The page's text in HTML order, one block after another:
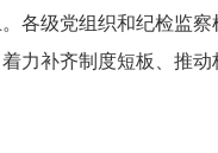
各级党组织和纪检监
力补齐制度短板、推